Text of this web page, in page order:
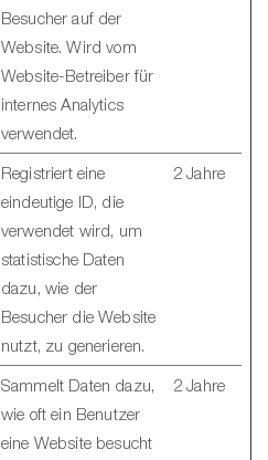
Besucher auf der
Website. Wird vom
Website-Betreiber für
internes Analytics
verwendet.
Registriert eine
eindeutige ID, die
verwendet wird, um
statistische Daten
dazu, wie der
Besucher die Website
nutzt, zu generieren.
2 Jahre
Sammelt Daten dazu,
wie oft ein Benutzer
eine Website besucht
2 Jahre